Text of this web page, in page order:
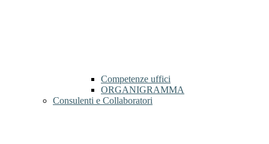
Competenze uffici
ORGANIGRAMMA
Consulenti e Collaboratori